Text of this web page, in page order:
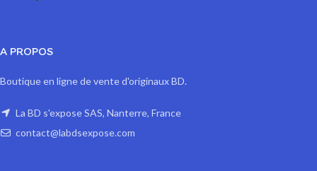
A PROPOS
Boutique en ligne de vente d'originaux BD.
La BD s'expose SAS, Nanterre, France
contact@labdsexpose.com